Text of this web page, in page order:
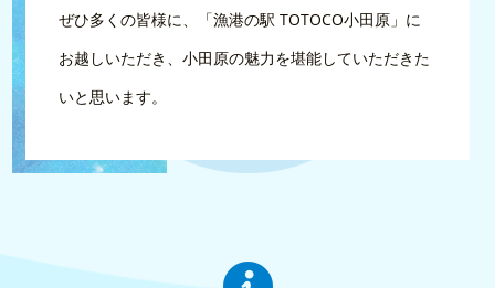
ぜひ多くの皆様に、「漁港の駅 TOTOCO小田原」に
お越しいただき、小田原の魅力を堪能していただきた
いと思います。